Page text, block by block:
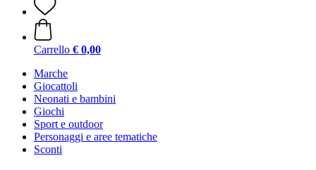
Carrello € 0,00
Marche
Giocattoli
Neonati e bambini
Giochi
Sport e outdoor
Personaggi e aree tematiche
Sconti